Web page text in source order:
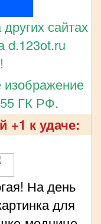
сайтах
d.123ot.ru
ГК РФ.
+1 к удаче:
На день
для